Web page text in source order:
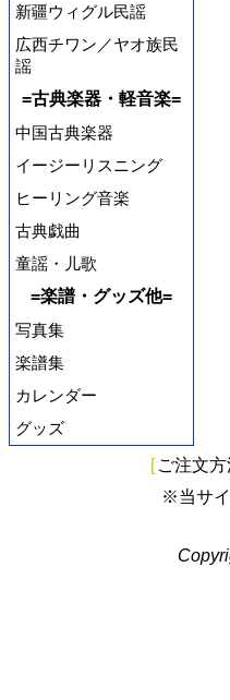
新疆ウィグル民謡
広西チワン／ヤオ族民
謡
=古典楽器・軽音楽=
中国古典楽器
イージーリスニング
ヒーリング音楽
古典戯曲
童謡・儿歌
=楽譜・グッズ他=
写真集
楽譜集
カレンダー
グッズ
[ ご注文
※当サ